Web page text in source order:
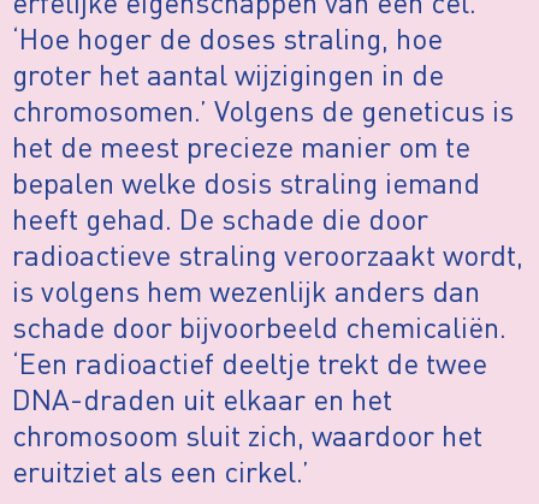
‘Hoe hoger de doses straling, hoe
groter het aantal wijzigingen in de
chromosomen.’ Volgens de geneticus is
het de meest precieze manier om te
bepalen welke dosis straling iemand
heeft gehad. De schade die door
radioactieve straling veroorzaakt wordt,
is volgens hem wezenlijk anders dan
schade door bijvoorbeeld chemicaliën.
‘Een radioactief deeltje trekt de twee
DNA-draden uit elkaar en het
chromosoom sluit zich, waardoor het
eruitziet als een cirkel.’